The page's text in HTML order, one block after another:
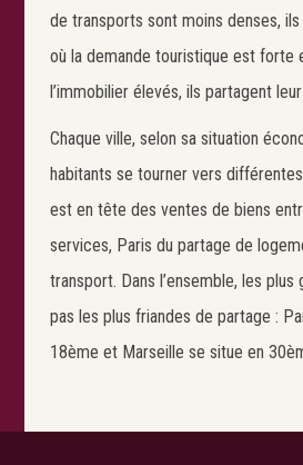
de transports sont moins denses,
où la demande touristique est forte
l’immobilier élevés, ils partagent
Chaque ville, selon sa situation
habitants se tourner vers
est en tête des ventes de biens
services, Paris du partage de
transport. Dans l’ensemble, les
pas les plus friandes de partage :
18ème et Marseille se situe en